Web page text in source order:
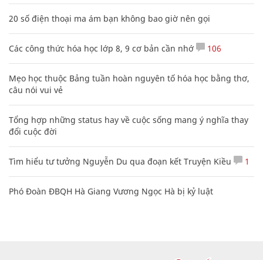
20 số điện thoại ma ám bạn không bao giờ nên gọi
Các công thức hóa học lớp 8, 9 cơ bản cần nhớ 106
Mẹo học thuộc Bảng tuần hoàn nguyên tố hóa học bằng thơ,
câu nói vui vẻ
Tổng hợp những status hay về cuộc sống mang ý nghĩa thay
đổi cuộc đời
Tìm hiểu tư tưởng Nguyễn Du qua đoạn kết Truyện Kiều 1
Phó Đoàn ĐBQH Hà Giang Vương Ngọc Hà bị kỷ luật